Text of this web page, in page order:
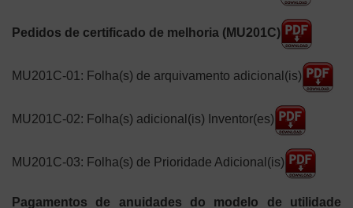
Pedidos de certificado de melhoria (MU201C)
MU201C-01: Folha(s) de arquivamento adicional(is)
MU201C-02: Folha(s) adicional(is) Inventor(es)
MU201C-03: Folha(s) de Prioridade Adicional(is)
Pagamentos de anuidades do modelo de utilidade